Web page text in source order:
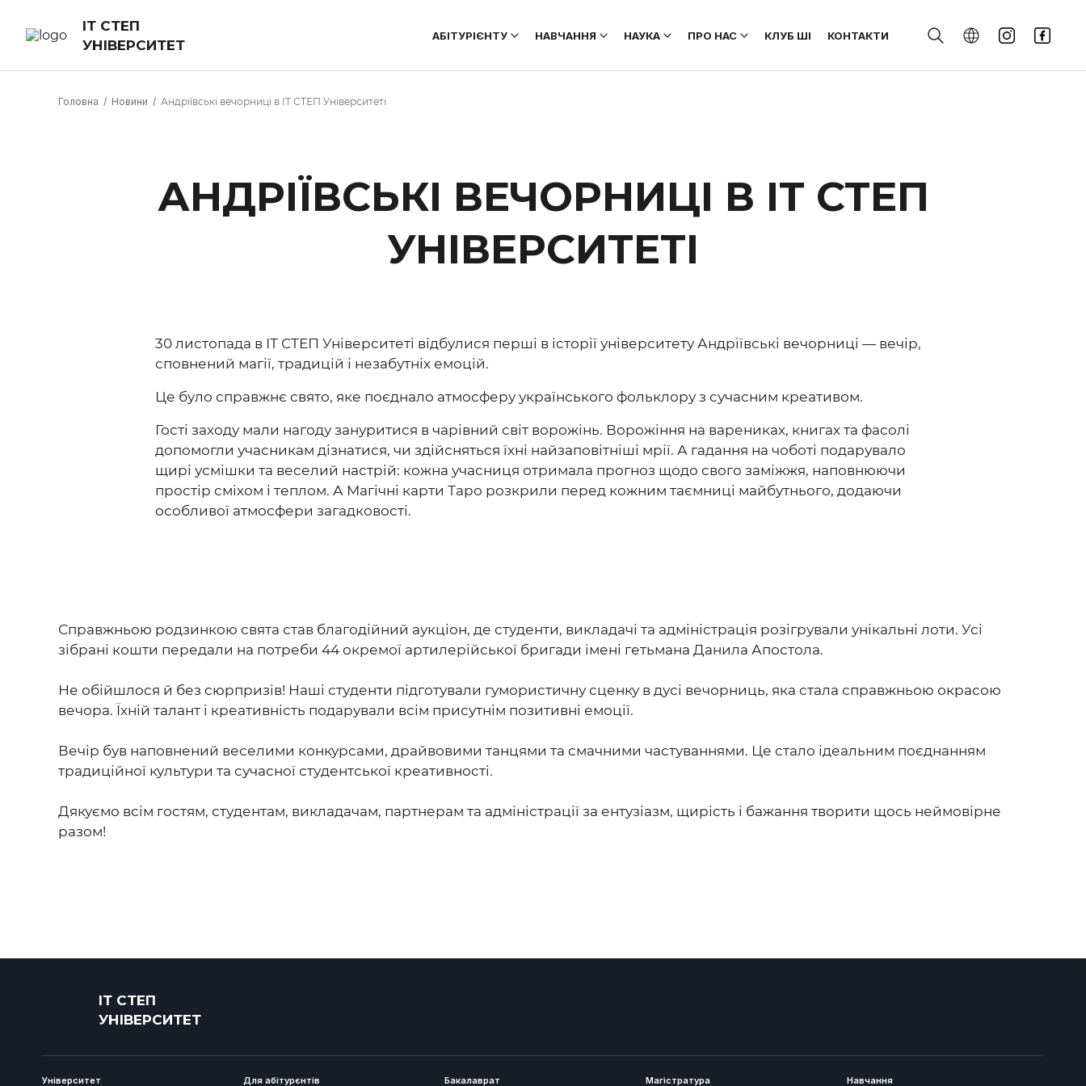
ІТ СТЕП
УНІВЕРСИТЕТ
АБІТУРІЄНТУ НАВЧАННЯ НАУКА ПРО НАС КЛУБ ШІ КОНТАКТИ
Головна Новини Андріївські вечорниці в ІТ СТЕП Університеті
АНДРІЇВСЬКІ ВЕЧОРНИЦІ В ІТ СТЕП
УНІВЕРСИТЕТІ
30 листопада в ІТ СТЕП Університеті відбулися перші в історії університету Андріївські вечорниці — вечір,
сповнений магії, традицій і незабутніх емоцій.
Це було справжнє свято, яке поєднало атмосферу українського фольклору з сучасним креативом.
Гості заходу мали нагоду зануритися в чарівний світ ворожінь. Ворожіння на варениках, книгах та фасолі
допомогли учасникам дізнатися, чи здійсняться їхні найзаповітніші мрії. А гадання на чоботі подарувало
щирі усмішки та веселий настрій: кожна учасниця отримала прогноз щодо свого заміжжя, наповнюючи
простір сміхом і теплом. А Магічні карти Таро розкрили перед кожним таємниці майбутнього, додаючи
особливої атмосфери загадковості.
Справжньою родзинкою свята став благодійний аукціон, де студенти, викладачі та адміністрація розігрували унікальні лоти. Усі
зібрані кошти передали на потреби 44 окремої артилерійської бригади імені гетьмана Данила Апостола.
Не обійшлося й без сюрпризів! Наші студенти підготували гумористичну сценку в дусі вечорниць, яка стала справжньою окрасою
вечора. Їхній талант і креативність подарували всім присутнім позитивні емоції.
Вечір був наповнений веселими конкурсами, драйвовими танцями та смачними частуваннями. Це стало ідеальним поєднанням
традиційної культури та сучасної студентської креативності.
Дякуємо всім гостям, студентам, викладачам, партнерам та адміністрації за ентузіазм, щирість і бажання творити щось неймовірне
разом!
ІТ СТЕП
УНІВЕРСИТЕТ
Університет Для абітурєнтів Бакалаврат Магістратура Навчання